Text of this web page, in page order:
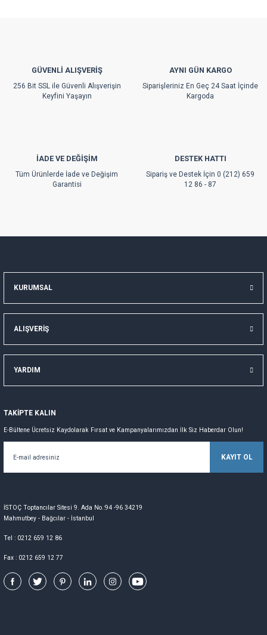
Ürün fiyatı diğer sitelerden daha pahalı.
Bu ürüne benzer farklı alternatifler olmalı.
GÜVENLİ ALIŞVERİŞ
256 Bit SSL ile Güvenli Alışverişin
Keyfini Yaşayın
AYNI GÜN KARGO
Siparişleriniz En Geç 24 Saat İçinde
Kargoda
İADE VE DEĞİŞİM
Tüm Ürünlerde İade ve Değişim
Garantisi
DESTEK HATTI
Sipariş ve Destek İçin 0 (212) 659
12 86 - 87
KURUMSAL
ALIŞVERİŞ
YARDIM
TAKİPTE KALIN
E-Bültene Ücretsiz Kaydolarak Fırsat ve Kampanyalarımızdan İlk Siz Haberdar Olun!
KAYIT OL
İSTOÇ Toptancılar Sitesi 9. Ada No.:94 -96 34219
Mahmutbey - Bağcılar - İstanbul
Tel : 0212 659 12 86
Fax : 0212 659 12 77